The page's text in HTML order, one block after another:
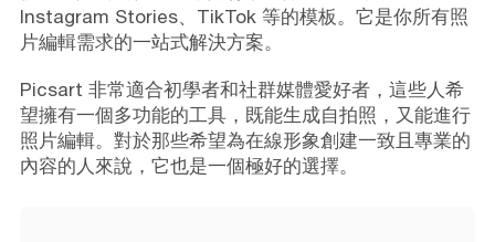
Instagram Stories、TikTok 等的模板。它是你所有照
片編輯需求的一站式解決方案。
Picsart 非常適合初學者和社群媒體愛好者，這些人希
望擁有一個多功能的工具，既能生成自拍照，又能進行
照片編輯。對於那些希望為在線形象創建一致且專業的
內容的人來說，它也是一個極好的選擇。